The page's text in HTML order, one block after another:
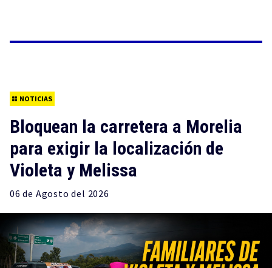
NOTICIAS
Bloquean la carretera a Morelia
para exigir la localización de
Violeta y Melissa
06 de Agosto del 2026